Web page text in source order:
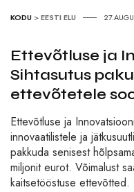
KODU >EESTI ELU
Ettevõtluse ja
Sihtasutus
ettevõtetele
Ettevõtluse ja
innovaatilistele ja
pakkuda senisest
miljonit eurot. Võimalust
kaitsetööstuse ettevõtted.